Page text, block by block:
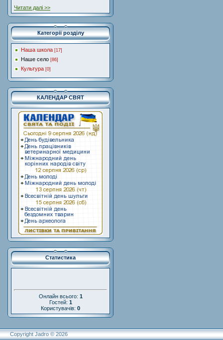
Читати далі >>
Категорії розділу
Наша школа [17]
Наше село [86]
Культура [0]
КАЛЕНДАР СВЯТ
Статистика
Онлайн всього: 1
Гостей: 1
Користувачів: 0
Copyright Jadro © 2026